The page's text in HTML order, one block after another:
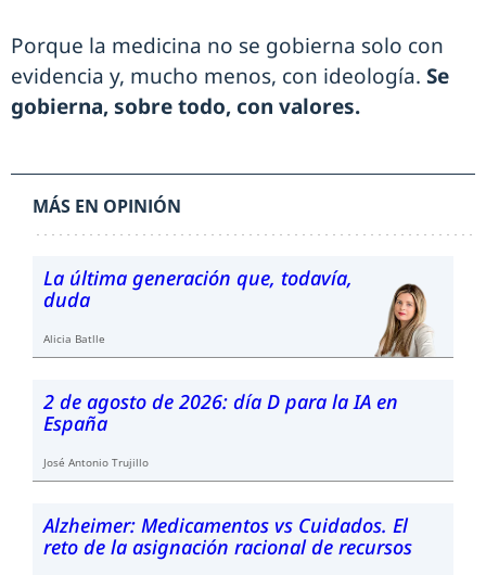
Porque la medicina no se gobierna solo con
evidencia y, mucho menos, con ideología. Se
gobierna, sobre todo, con valores.
MÁS EN OPINIÓN
La última generación que, todavía,
duda
Alicia Batlle
2 de agosto de 2026: día D para la IA en
España
José Antonio Trujillo
Alzheimer: Medicamentos vs Cuidados. El
reto de la asignación racional de recursos